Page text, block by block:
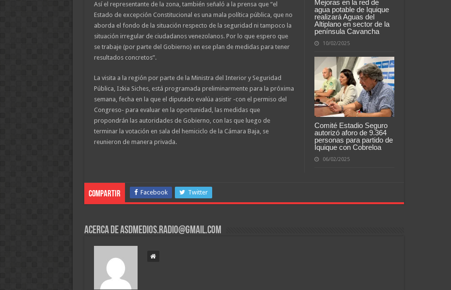
Mejoras en la red de
agua potable de Iquique
realizará Aguas del
Altiplano en sector de la
península Cavancha
10/02/2025
Comité Estadio Seguro
autorizó aforo de 9.364
personas para partido de
Iquique con Cobreloa
06/02/2025
Así el representante de la zona, también señaló a la prensa que “el
Estado de excepción Constitucional es una mala política pública, que no
aborda el fondo de la situación respecto de la seguridad ni tampoco la
situación irregular de ciudadanos venezolanos. Por lo que espero que
se trabaje (por parte del Gobierno) en ese plan de medidas para tener
resultados concretos”.
La visita a la región por parte de la Ministra del Interior y Seguridad
Pública, Izkia Siches, está programada preliminarmente para la próxima
semana, fecha en la que el diputado evalúa asistir -con el permiso del
Congreso- para evaluar en la oportunidad, las medidas que
propondrán las autoridades de Gobierno, con las que luego de
terminar la votación en sala del hemiciclo de la Cámara Baja, se
reunieron de manera privada.
Compartir Facebook Twitter
Acerca de asdmedios.radio@gmail.com